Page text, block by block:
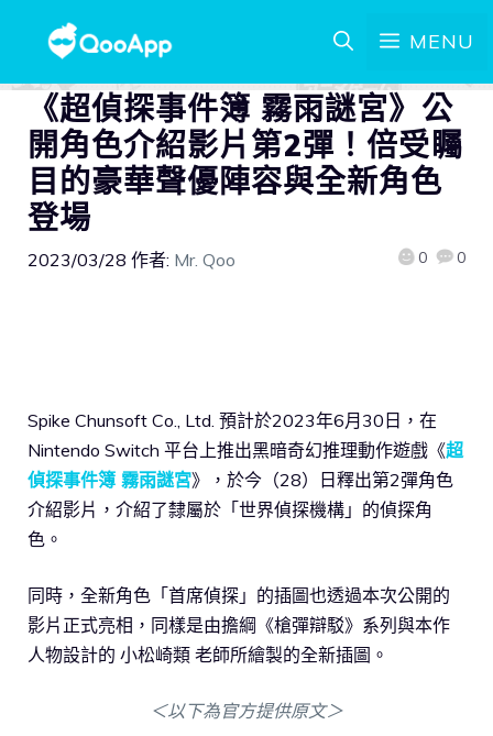
MENU
《超偵探事件簿 霧雨謎宮》公
開角色介紹影片第2彈！倍受矚
目的豪華聲優陣容與全新角色
登場
2023/03/28 作者: Mr. Qoo 0 0
Spike Chunsoft Co., Ltd. 預計於2023年6月30日，在
Nintendo Switch 平台上推出黑暗奇幻推理動作遊戲《超
偵探事件簿 霧雨謎宮》，於今（28）日釋出第2彈角色
介紹影片，介紹了隸屬於「世界偵探機構」的偵探角
色。
同時，全新角色「首席偵探」的插圖也透過本次公開的
影片正式亮相，同樣是由擔綱《槍彈辯駁》系列與本作
人物設計的 小松崎類 老師所繪製的全新插圖。
＜以下為官方提供原文＞